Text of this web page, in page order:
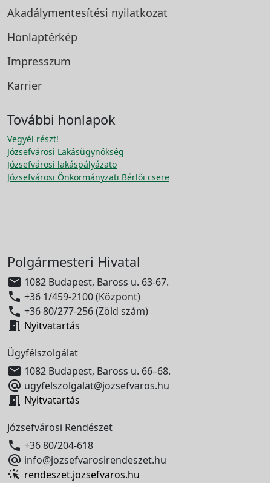
Akadálymentesítési nyilatkozat
Honlaptérkép
Impresszum
Karrier
További honlapok
Vegyél részt!
Józsefvárosi Lakásügynökség
Józsefvárosi lakáspályázato
Józsefvárosi Önkormányzati Bérlői csere
Polgármesteri Hivatal
 1082 Budapest, Baross u. 63-67.
 +36 1/459-2100 (Központ)
 +36 80/277-256 (Zöld szám)
 Nyitvatartás
Ügyfélszolgálat
 1082 Budapest, Baross u. 66–68.
 ugyfelszolgalat@jozsefvaros.hu
 Nyitvatartás
Józsefvárosi Rendészet
 +36 80/204-618
 info@jozsefvarosirendeszet.hu
rendeszet.jozsefvaros.hu